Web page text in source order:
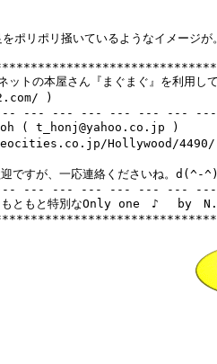
ポリポリ掻いているようなイメージ
ットの本屋さん『まぐまぐ』を利用し
)
--- --- --- --- --- ---
( t_honj@yahoo.co.jp )
Hollywood/4490/
迎ですが、一応連絡くださいね。d(^-
--- --- --- --- --- ---
ともと特別なOnly one　♪　 by　